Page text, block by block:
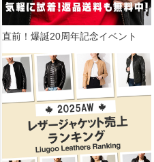
直前！爆誕20周年記念イベント